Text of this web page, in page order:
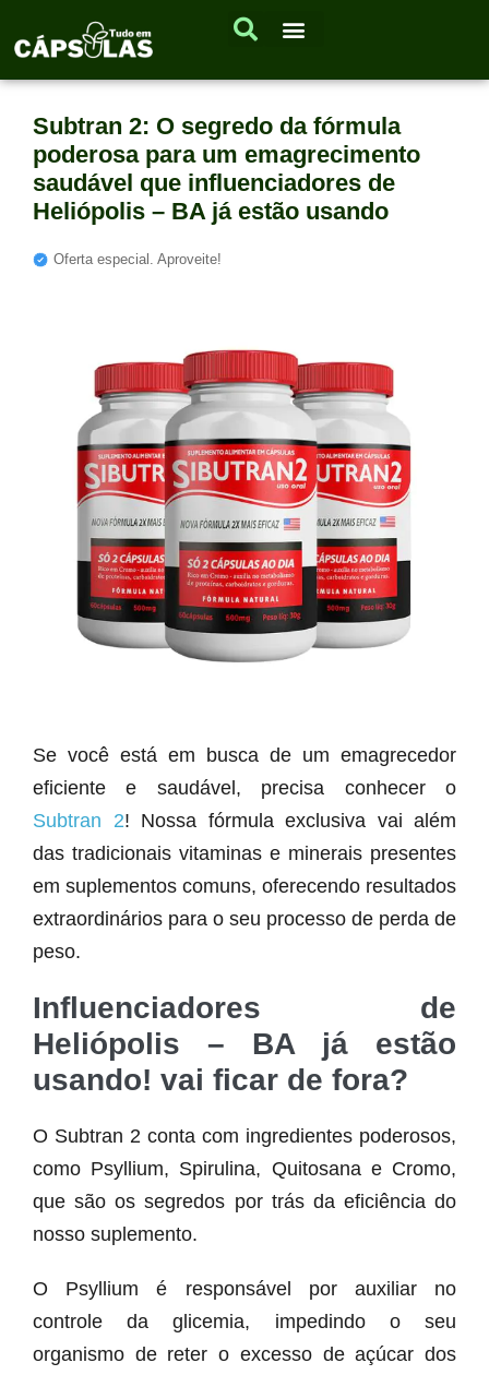
Subtran 2: O segredo da fórmula
poderosa para um emagrecimento
saudável que influenciadores de
Heliópolis – BA já estão usando
Oferta especial. Aproveite!
Se você está em busca de um emagrecedor
eficiente e saudável, precisa conhecer o
Subtran 2! Nossa fórmula exclusiva vai além
das tradicionais vitaminas e minerais presentes
em suplementos comuns, oferecendo resultados
extraordinários para o seu processo de perda de
peso.
Influenciadores de
Heliópolis – BA já estão
usando! vai ficar de fora?
O Subtran 2 conta com ingredientes poderosos,
como Psyllium, Spirulina, Quitosana e Cromo,
que são os segredos por trás da eficiência do
nosso suplemento.
O Psyllium é responsável por auxiliar no
controle da glicemia, impedindo o seu
organismo de reter o excesso de açúcar dos